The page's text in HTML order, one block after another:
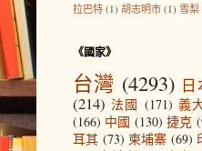
拉巴特 (1) 胡志明市 (1) 雪梨
《國家》
台灣 (4293) 日
(214) 法國 (171) 義
(166) 中國 (130) 捷克
耳其 (73) 柬埔寨 (69)